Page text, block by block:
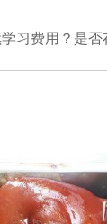
习费用？是否